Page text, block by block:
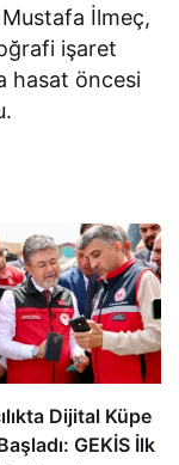
İlmeç,
işaret
hasat öncesi
Dijital Küpe
GEKİS İlk